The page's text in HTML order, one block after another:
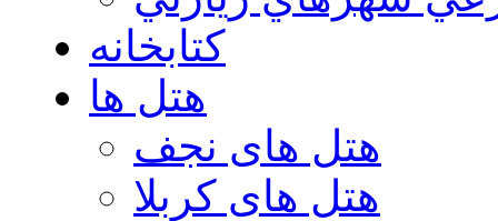
کتابخانه
هتل ها
هتل های نجف
هتل های کربلا